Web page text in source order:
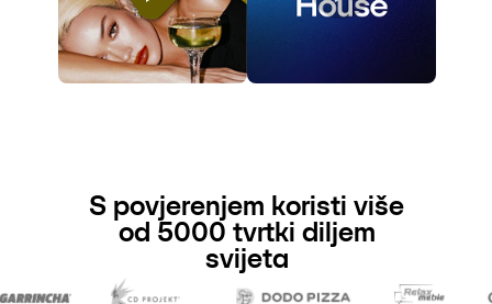
S povjerenjem koristi više
od 5000 tvrtki diljem
svijeta